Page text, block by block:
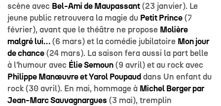
scène avec Bel-Ami de Maupassant (23 janvier). Le
jeune public retrouvera la magie du Petit Prince (7
février), avant que le théâtre ne propose Molière
malgré lui… (6 mars) et la comédie jubilatoire Mon jour
de chance (24 mars). La saison fera aussi la part belle
à l’humour avec Élie Semoun (9 avril) et au rock avec
Philippe Manœuvre et Yarol Poupaud dans Un enfant du
rock (30 avril). En mai, hommage à Michel Berger par
Jean-Marc Sauvagnargues (3 mai), tremplin